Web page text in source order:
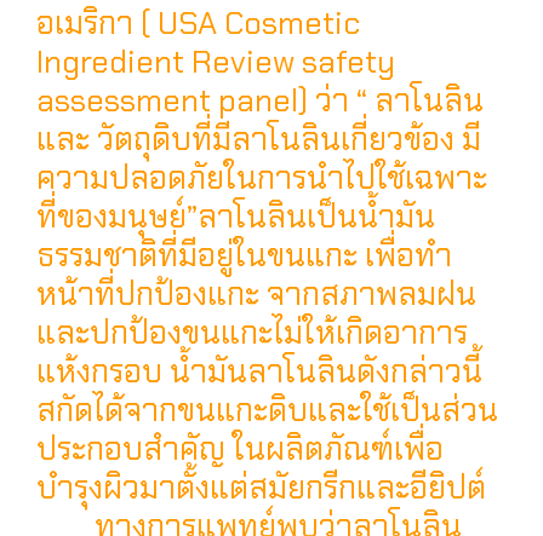
อเมริกา ( USA Cosmetic
Ingredient Review safety
assessment panel) ว่า “ ลาโนลิน
และ วัตถุดิบที่มีลาโนลินเกี่ยวข้อง มี
ความปลอดภัยในการนำไปใช้เฉพาะ
ที่ของมนุษย์”ลาโนลินเป็นน้ำมัน
ธรรมชาติที่มีอยู่ในขนแกะ เพื่อทำ
หน้าที่ปกป้องแกะ จากสภาพลมฝน
และปกป้องขนแกะไม่ให้เกิดอาการ
แห้งกรอบ น้ำมันลาโนลินดังกล่าวนี้
สกัดได้จากขนแกะดิบและใช้เป็นส่วน
ประกอบสำคัญ ในผลิตภัณฑ์เพื่อ
บำรุงผิวมาตั้งแต่สมัยกรีกและอียิปต์
ทางการแพทย์พบว่าลาโนลิน